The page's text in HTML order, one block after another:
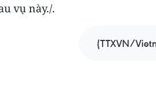
vụ này./.
(TTXVN/